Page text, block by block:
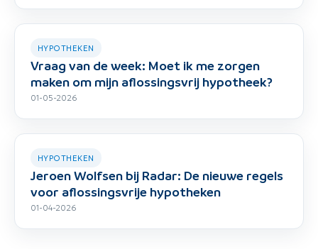
HYPOTHEKEN
Vraag van de week: Moet ik me zorgen
maken om mijn aflossingsvrij hypotheek?
01-05-2026
HYPOTHEKEN
Jeroen Wolfsen bij Radar: De nieuwe regels
voor aflossingsvrije hypotheken
01-04-2026